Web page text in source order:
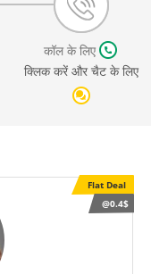
कॉल के लिए
क्लिक करें और चैट के लिए
Flat Deal
@0.4$